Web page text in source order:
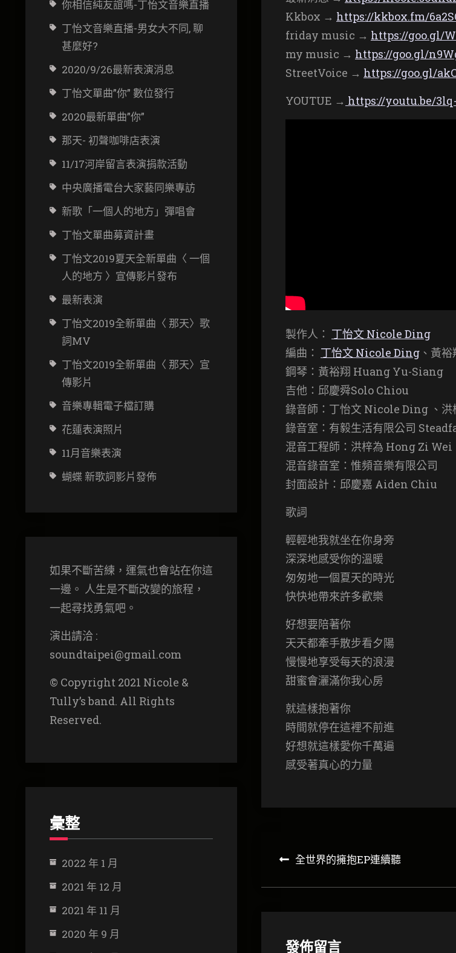
Kkbox → https://kkbox.fm/
friday music → https://goo.gl/
my music → https://goo.gl/
StreetVoice → https://goo.gl/
YOUTUE → https://youtu.be/
製作人： 丁怡文 Nicole Ding
編曲： 丁怡文 Nicole Ding 、黃
鋼琴：黃裕翔 Huang Yu-Siang
吉他：邱慶舜Solo Chiou
錄音師：丁怡文 Nicole Ding 、
錄音室：有毅生活有限公司
混音工程師：洪梓為 Hong Zi Wei
混音錄音室：惟頻音樂有限公司
封面設計：邱慶嘉 Aiden Chiu
歌詞
輕輕地我就坐在你身旁
深深地感受你的溫暖
匆匆地一個夏天的時光
快快地帶來許多歡樂
好想要陪著你
天天都牽手散步看夕陽
慢慢地享受每天的浪漫
甜蜜會灑滿你我心房
就這樣抱著你
時間就停在這裡不前進
好想就這樣愛你千萬遍
感受著真心的力量
文
章
導
全世界的擁抱EP連續聽
發佈留言
你相信純友誼嗎-丁怡文音樂直播
丁怡文音樂直播-男女大不同, 聊
甚麼好?
2020/9/26最新表演消息
丁怡文單曲”你” 數位發行
2020最新單曲”你”
那天- 初聲咖啡店表演
11/17河岸留言表演捐款活動
中央廣播電台大家藝同樂專訪
新歌「一個人的地方」彈唱會
丁怡文單曲募資計畫
丁怡文2019夏天全新單曲〈 一個
人的地方 〉宣傳影片發布
最新表演
丁怡文2019全新單曲〈 那天〉歌
詞MV
丁怡文2019全新單曲〈 那天〉宣
傳影片
音樂專輯電子檔訂購
花蓮表演照片
11月音樂表演
蝴蝶 新歌詞影片發佈
如果不斷苦練，運氣也會站在你這
一邊。 人生是不斷改變的旅程，
一起尋找勇氣吧。
演出請洽 :
soundtaipei@gmail.com
© Copyright 2021 Nicole &
Tully’s band. All Rights
Reserved.
彙整
2022 年 1 月
2021 年 12 月
2021 年 11 月
2020 年 9 月